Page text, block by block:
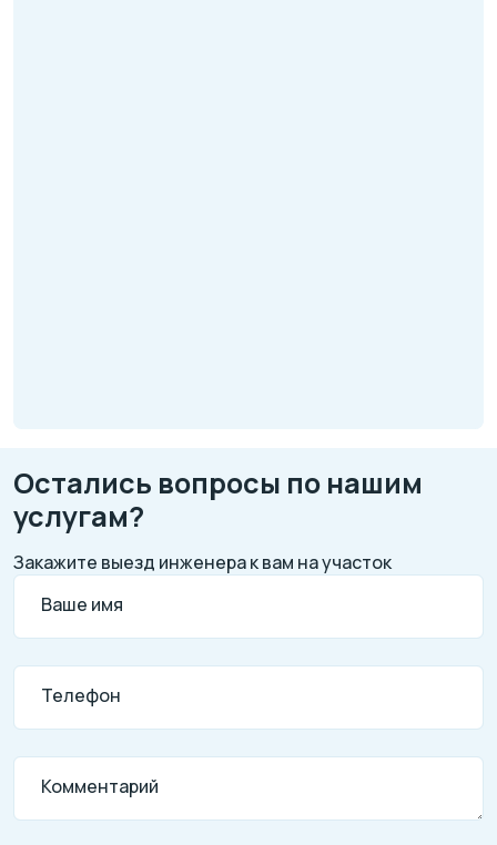
Остались вопросы по нашим
услугам?
Закажите выезд инженера к вам на участок
Ваше имя
Телефон
Комментарий